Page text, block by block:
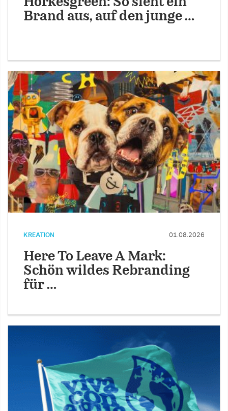
Brand aus, auf den junge …
KREATION 01.08.2026
Here To Leave A Mark:
Schön wildes Rebranding
für …